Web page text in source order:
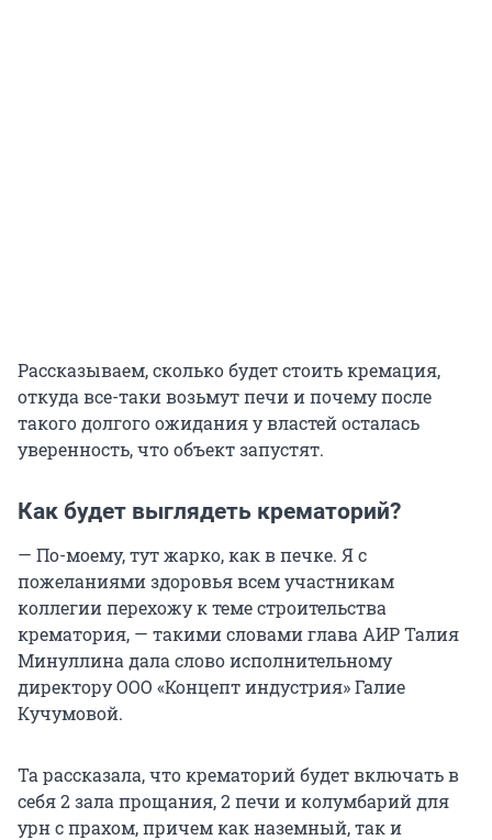
Рассказываем, сколько будет стоить кремация,
откуда все-таки возьмут печи и почему после
такого долгого ожидания у властей осталась
уверенность, что объект запустят.
Как будет выглядеть крематорий?
— По-моему, тут жарко, как в печке. Я с
пожеланиями здоровья всем участникам
коллегии перехожу к теме строительства
крематория, — такими словами глава АИР Талия
Минуллина дала слово исполнительному
директору ООО «Концепт индустрия» Галие
Кучумовой.
Та рассказала, что крематорий будет включать в
себя 2 зала прощания, 2 печи и колумбарий для
урн с прахом, причем как наземный, так и